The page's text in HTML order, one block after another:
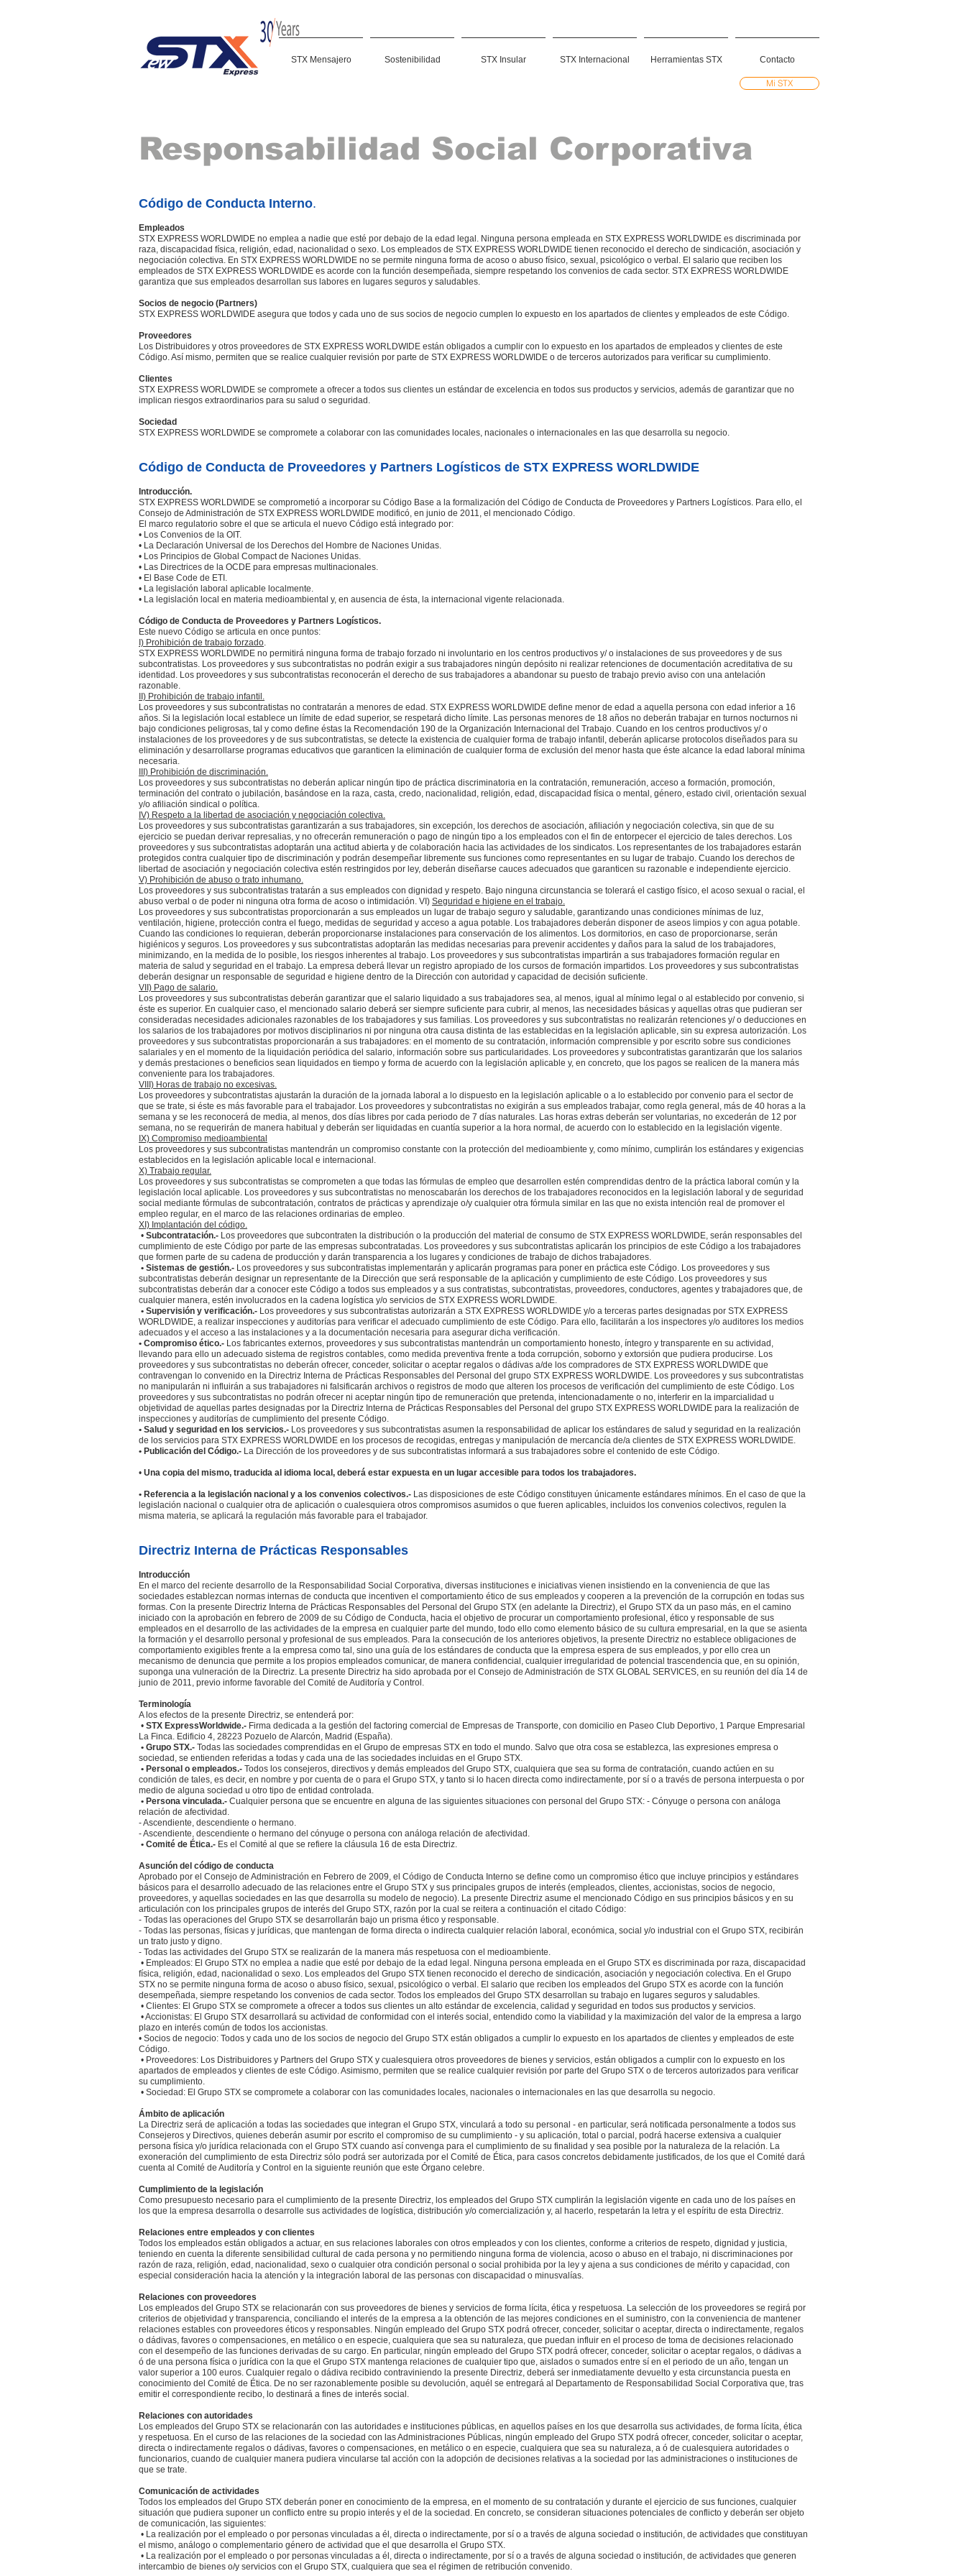
STX Mensajero Sostenibilidad STX Insular STX Internacional Herramientas STX Contacto
Mi STX
Responsabilidad Social Corporativa
Código de Conducta Interno.
Empleados
STX EXPRESS WORLDWIDE no emplea a nadie que esté por debajo de la edad legal. Ninguna persona empleada en STX EXPRESS WORLDWIDE es discriminada por
raza, discapacidad física, religión, edad, nacionalidad o sexo. Los empleados de STX EXPRESS WORLDWIDE tienen reconocido el derecho de sindicación, asociación y
negociación colectiva. En STX EXPRESS WORLDWIDE no se permite ninguna forma de acoso o abuso físico, sexual, psicológico o verbal. El salario que reciben los
empleados de STX EXPRESS WORLDWIDE es acorde con la función desempeñada, siempre respetando los convenios de cada sector. STX EXPRESS WORLDWIDE
garantiza que sus empleados desarrollan sus labores en lugares seguros y saludables.
Socios de negocio (Partners)
STX EXPRESS WORLDWIDE asegura que todos y cada uno de sus socios de negocio cumplen lo expuesto en los apartados de clientes y empleados de este Código.
Proveedores
Los Distribuidores y otros proveedores de STX EXPRESS WORLDWIDE están obligados a cumplir con lo expuesto en los apartados de empleados y clientes de este
Código. Así mismo, permiten que se realice cualquier revisión por parte de STX EXPRESS WORLDWIDE o de terceros autorizados para verificar su cumplimiento.
Clientes
STX EXPRESS WORLDWIDE se compromete a ofrecer a todos sus clientes un estándar de excelencia en todos sus productos y servicios, además de garantizar que no
implican riesgos extraordinarios para su salud o seguridad.
Sociedad
STX EXPRESS WORLDWIDE se compromete a colaborar con las comunidades locales, nacionales o internacionales en las que desarrolla su negocio.
Código de Conducta de Proveedores y Partners Logísticos de STX EXPRESS WORLDWIDE
Introducción.
STX EXPRESS WORLDWIDE se comprometió a incorporar su Código Base a la formalización del Código de Conducta de Proveedores y Partners Logísticos. Para ello, el
Consejo de Administración de STX EXPRESS WORLDWIDE modificó, en junio de 2011, el mencionado Código.
El marco regulatorio sobre el que se articula el nuevo Código está integrado por:
• Los Convenios de la OIT.
• La Declaración Universal de los Derechos del Hombre de Naciones Unidas.
• Los Principios de Global Compact de Naciones Unidas.
• Las Directrices de la OCDE para empresas multinacionales.
• El Base Code de ETI.
• La legislación laboral aplicable localmente.
• La legislación local en materia medioambiental y, en ausencia de ésta, la internacional vigente relacionada.
Código de Conducta de Proveedores y Partners Logísticos.
Este nuevo Código se articula en once puntos:
I) Prohibición de trabajo forzado.
STX EXPRESS WORLDWIDE no permitirá ninguna forma de trabajo forzado ni involuntario en los centros productivos y/ o instalaciones de sus proveedores y de sus
subcontratistas. Los proveedores y sus subcontratistas no podrán exigir a sus trabajadores ningún depósito ni realizar retenciones de documentación acreditativa de su
identidad. Los proveedores y sus subcontratistas reconocerán el derecho de sus trabajadores a abandonar su puesto de trabajo previo aviso con una antelación
razonable.
II) Prohibición de trabajo infantil.
Los proveedores y sus subcontratistas no contratarán a menores de edad. STX EXPRESS WORLDWIDE define menor de edad a aquella persona con edad inferior a 16
años. Si la legislación local establece un límite de edad superior, se respetará dicho límite. Las personas menores de 18 años no deberán trabajar en turnos nocturnos ni
bajo condiciones peligrosas, tal y como define éstas la Recomendación 190 de la Organización Internacional del Trabajo. Cuando en los centros productivos y/ o
instalaciones de los proveedores y de sus subcontratistas, se detecte la existencia de cualquier forma de trabajo infantil, deberán aplicarse protocolos diseñados para su
eliminación y desarrollarse programas educativos que garanticen la eliminación de cualquier forma de exclusión del menor hasta que éste alcance la edad laboral mínima
necesaria.
III) Prohibición de discriminación.
Los proveedores y sus subcontratistas no deberán aplicar ningún tipo de práctica discriminatoria en la contratación, remuneración, acceso a formación, promoción,
terminación del contrato o jubilación, basándose en la raza, casta, credo, nacionalidad, religión, edad, discapacidad física o mental, género, estado civil, orientación sexual
y/o afiliación sindical o política.
IV) Respeto a la libertad de asociación y negociación colectiva.
Los proveedores y sus subcontratistas garantizarán a sus trabajadores, sin excepción, los derechos de asociación, afiliación y negociación colectiva, sin que de su
ejercicio se puedan derivar represalias, y no ofrecerán remuneración o pago de ningún tipo a los empleados con el fin de entorpecer el ejercicio de tales derechos. Los
proveedores y sus subcontratistas adoptarán una actitud abierta y de colaboración hacia las actividades de los sindicatos. Los representantes de los trabajadores estarán
protegidos contra cualquier tipo de discriminación y podrán desempeñar libremente sus funciones como representantes en su lugar de trabajo. Cuando los derechos de
libertad de asociación y negociación colectiva estén restringidos por ley, deberán diseñarse cauces adecuados que garanticen su razonable e independiente ejercicio.
V) Prohibición de abuso o trato inhumano.
Los proveedores y sus subcontratistas tratarán a sus empleados con dignidad y respeto. Bajo ninguna circunstancia se tolerará el castigo físico, el acoso sexual o racial, el
abuso verbal o de poder ni ninguna otra forma de acoso o intimidación. VI) Seguridad e higiene en el trabajo.
Los proveedores y sus subcontratistas proporcionarán a sus empleados un lugar de trabajo seguro y saludable, garantizando unas condiciones mínimas de luz,
ventilación, higiene, protección contra el fuego, medidas de seguridad y acceso a agua potable. Los trabajadores deberán disponer de aseos limpios y con agua potable.
Cuando las condiciones lo requieran, deberán proporcionarse instalaciones para conservación de los alimentos. Los dormitorios, en caso de proporcionarse, serán
higiénicos y seguros. Los proveedores y sus subcontratistas adoptarán las medidas necesarias para prevenir accidentes y daños para la salud de los trabajadores,
minimizando, en la medida de lo posible, los riesgos inherentes al trabajo. Los proveedores y sus subcontratistas impartirán a sus trabajadores formación regular en
materia de salud y seguridad en el trabajo. La empresa deberá llevar un registro apropiado de los cursos de formación impartidos. Los proveedores y sus subcontratistas
deberán designar un responsable de seguridad e higiene dentro de la Dirección con autoridad y capacidad de decisión suficiente.
VII) Pago de salario.
Los proveedores y sus subcontratistas deberán garantizar que el salario liquidado a sus trabajadores sea, al menos, igual al mínimo legal o al establecido por convenio, si
éste es superior. En cualquier caso, el mencionado salario deberá ser siempre suficiente para cubrir, al menos, las necesidades básicas y aquellas otras que pudieran ser
consideradas necesidades adicionales razonables de los trabajadores y sus familias. Los proveedores y sus subcontratistas no realizarán retenciones y/ o deducciones en
los salarios de los trabajadores por motivos disciplinarios ni por ninguna otra causa distinta de las establecidas en la legislación aplicable, sin su expresa autorización. Los
proveedores y sus subcontratistas proporcionarán a sus trabajadores: en el momento de su contratación, información comprensible y por escrito sobre sus condiciones
salariales y en el momento de la liquidación periódica del salario, información sobre sus particularidades. Los proveedores y subcontratistas garantizarán que los salarios
y demás prestaciones o beneficios sean liquidados en tiempo y forma de acuerdo con la legislación aplicable y, en concreto, que los pagos se realicen de la manera más
conveniente para los trabajadores.
VIII) Horas de trabajo no excesivas.
Los proveedores y subcontratistas ajustarán la duración de la jornada laboral a lo dispuesto en la legislación aplicable o a lo establecido por convenio para el sector de
que se trate, si éste es más favorable para el trabajador. Los proveedores y subcontratistas no exigirán a sus empleados trabajar, como regla general, más de 40 horas a la
semana y se les reconocerá de media, al menos, dos días libres por cada periodo de 7 días naturales. Las horas extras deberán ser voluntarias, no excederán de 12 por
semana, no se requerirán de manera habitual y deberán ser liquidadas en cuantía superior a la hora normal, de acuerdo con lo establecido en la legislación vigente.
IX) Compromiso medioambiental
Los proveedores y sus subcontratistas mantendrán un compromiso constante con la protección del medioambiente y, como mínimo, cumplirán los estándares y exigencias
establecidos en la legislación aplicable local e internacional.
X) Trabajo regular.
Los proveedores y sus subcontratistas se comprometen a que todas las fórmulas de empleo que desarrollen estén comprendidas dentro de la práctica laboral común y la
legislación local aplicable. Los proveedores y sus subcontratistas no menoscabarán los derechos de los trabajadores reconocidos en la legislación laboral y de seguridad
social mediante fórmulas de subcontratación, contratos de prácticas y aprendizaje o/y cualquier otra fórmula similar en las que no exista intención real de promover el
empleo regular, en el marco de las relaciones ordinarias de empleo.
XI) Implantación del código.
• Subcontratación.- Los proveedores que subcontraten la distribución o la producción del material de consumo de STX EXPRESS WORLDWIDE, serán responsables del
cumplimiento de este Código por parte de las empresas subcontratadas. Los proveedores y sus subcontratistas aplicarán los principios de este Código a los trabajadores
que formen parte de su cadena de producción y darán transparencia a los lugares y condiciones de trabajo de dichos trabajadores.
• Sistemas de gestión.- Los proveedores y sus subcontratistas implementarán y aplicarán programas para poner en práctica este Código. Los proveedores y sus
subcontratistas deberán designar un representante de la Dirección que será responsable de la aplicación y cumplimiento de este Código. Los proveedores y sus
subcontratistas deberán dar a conocer este Código a todos sus empleados y a sus contratistas, subcontratistas, proveedores, conductores, agentes y trabajadores que, de
cualquier manera, estén involucrados en la cadena logística y/o servicios de STX EXPRESS WORLDWIDE.
• Supervisión y verificación.- Los proveedores y sus subcontratistas autorizarán a STX EXPRESS WORLDWIDE y/o a terceras partes designadas por STX EXPRESS
WORLDWIDE, a realizar inspecciones y auditorías para verificar el adecuado cumplimiento de este Código. Para ello, facilitarán a los inspectores y/o auditores los medios
adecuados y el acceso a las instalaciones y a la documentación necesaria para asegurar dicha verificación.
• Compromiso ético.- Los fabricantes externos, proveedores y sus subcontratistas mantendrán un comportamiento honesto, íntegro y transparente en su actividad,
llevando para ello un adecuado sistema de registros contables, como medida preventiva frente a toda corrupción, soborno y extorsión que pudiera producirse. Los
proveedores y sus subcontratistas no deberán ofrecer, conceder, solicitar o aceptar regalos o dádivas a/de los compradores de STX EXPRESS WORLDWIDE que
contravengan lo convenido en la Directriz Interna de Prácticas Responsables del Personal del grupo STX EXPRESS WORLDWIDE. Los proveedores y sus subcontratistas
no manipularán ni influirán a sus trabajadores ni falsificarán archivos o registros de modo que alteren los procesos de verificación del cumplimiento de este Código. Los
proveedores y sus subcontratistas no podrán ofrecer ni aceptar ningún tipo de remuneración que pretenda, intencionadamente o no, interferir en la imparcialidad u
objetividad de aquellas partes designadas por la Directriz Interna de Prácticas Responsables del Personal del grupo STX EXPRESS WORLDWIDE para la realización de
inspecciones y auditorías de cumplimiento del presente Código.
• Salud y seguridad en los servicios.- Los proveedores y sus subcontratistas asumen la responsabilidad de aplicar los estándares de salud y seguridad en la realización
de los servicios para STX EXPRESS WORLDWIDE en los procesos de recogidas, entregas y manipulación de mercancía de/a clientes de STX EXPRESS WORLDWIDE.
• Publicación del Código.- La Dirección de los proveedores y de sus subcontratistas informará a sus trabajadores sobre el contenido de este Código.
• Una copia del mismo, traducida al idioma local, deberá estar expuesta en un lugar accesible para todos los trabajadores.
• Referencia a la legislación nacional y a los convenios colectivos.- Las disposiciones de este Código constituyen únicamente estándares mínimos. En el caso de que la
legislación nacional o cualquier otra de aplicación o cualesquiera otros compromisos asumidos o que fueren aplicables, incluidos los convenios colectivos, regulen la
misma materia, se aplicará la regulación más favorable para el trabajador.
Directriz Interna de Prácticas Responsables
Introducción
En el marco del reciente desarrollo de la Responsabilidad Social Corporativa, diversas instituciones e iniciativas vienen insistiendo en la conveniencia de que las
sociedades establezcan normas internas de conducta que incentiven el comportamiento ético de sus empleados y cooperen a la prevención de la corrupción en todas sus
formas. Con la presente Directriz Interna de Prácticas Responsables del Personal del Grupo STX (en adelante la Directriz), el Grupo STX da un paso más, en el camino
iniciado con la aprobación en febrero de 2009 de su Código de Conducta, hacia el objetivo de procurar un comportamiento profesional, ético y responsable de sus
empleados en el desarrollo de las actividades de la empresa en cualquier parte del mundo, todo ello como elemento básico de su cultura empresarial, en la que se asienta
la formación y el desarrollo personal y profesional de sus empleados. Para la consecución de los anteriores objetivos, la presente Directriz no establece obligaciones de
comportamiento exigibles frente a la empresa como tal, sino una guía de los estándares de conducta que la empresa espera de sus empleados, y por ello crea un
mecanismo de denuncia que permite a los propios empleados comunicar, de manera confidencial, cualquier irregularidad de potencial trascendencia que, en su opinión,
suponga una vulneración de la Directriz. La presente Directriz ha sido aprobada por el Consejo de Administración de STX GLOBAL SERVICES, en su reunión del día 14 de
junio de 2011, previo informe favorable del Comité de Auditoría y Control.
Terminología
A los efectos de la presente Directriz, se entenderá por:
• STX ExpressWorldwide.- Firma dedicada a la gestión del factoring comercial de Empresas de Transporte, con domicilio en Paseo Club Deportivo, 1 Parque Empresarial
La Finca. Edificio 4, 28223 Pozuelo de Alarcón, Madrid (España).
• Grupo STX.- Todas las sociedades comprendidas en el Grupo de empresas STX en todo el mundo. Salvo que otra cosa se establezca, las expresiones empresa o
sociedad, se entienden referidas a todas y cada una de las sociedades incluidas en el Grupo STX.
• Personal o empleados.- Todos los consejeros, directivos y demás empleados del Grupo STX, cualquiera que sea su forma de contratación, cuando actúen en su
condición de tales, es decir, en nombre y por cuenta de o para el Grupo STX, y tanto si lo hacen directa como indirectamente, por sí o a través de persona interpuesta o por
medio de alguna sociedad u otro tipo de entidad controlada.
• Persona vinculada.- Cualquier persona que se encuentre en alguna de las siguientes situaciones con personal del Grupo STX: - Cónyuge o persona con análoga
relación de afectividad.
- Ascendiente, descendiente o hermano.
- Ascendiente, descendiente o hermano del cónyuge o persona con análoga relación de afectividad.
• Comité de Ética.- Es el Comité al que se refiere la cláusula 16 de esta Directriz.
Asunción del código de conducta
Aprobado por el Consejo de Administración en Febrero de 2009, el Código de Conducta Interno se define como un compromiso ético que incluye principios y estándares
básicos para el desarrollo adecuado de las relaciones entre el Grupo STX y sus principales grupos de interés (empleados, clientes, accionistas, socios de negocio,
proveedores, y aquellas sociedades en las que desarrolla su modelo de negocio). La presente Directriz asume el mencionado Código en sus principios básicos y en su
articulación con los principales grupos de interés del Grupo STX, razón por la cual se reitera a continuación el citado Código:
- Todas las operaciones del Grupo STX se desarrollarán bajo un prisma ético y responsable.
- Todas las personas, físicas y jurídicas, que mantengan de forma directa o indirecta cualquier relación laboral, económica, social y/o industrial con el Grupo STX, recibirán
un trato justo y digno.
- Todas las actividades del Grupo STX se realizarán de la manera más respetuosa con el medioambiente.
• Empleados: El Grupo STX no emplea a nadie que esté por debajo de la edad legal. Ninguna persona empleada en el Grupo STX es discriminada por raza, discapacidad
física, religión, edad, nacionalidad o sexo. Los empleados del Grupo STX tienen reconocido el derecho de sindicación, asociación y negociación colectiva. En el Grupo
STX no se permite ninguna forma de acoso o abuso físico, sexual, psicológico o verbal. El salario que reciben los empleados del Grupo STX es acorde con la función
desempeñada, siempre respetando los convenios de cada sector. Todos los empleados del Grupo STX desarrollan su trabajo en lugares seguros y saludables.
• Clientes: El Grupo STX se compromete a ofrecer a todos sus clientes un alto estándar de excelencia, calidad y seguridad en todos sus productos y servicios.
• Accionistas: El Grupo STX desarrollará su actividad de conformidad con el interés social, entendido como la viabilidad y la maximización del valor de la empresa a largo
plazo en interés común de todos los accionistas.
• Socios de negocio: Todos y cada uno de los socios de negocio del Grupo STX están obligados a cumplir lo expuesto en los apartados de clientes y empleados de este
Código.
• Proveedores: Los Distribuidores y Partners del Grupo STX y cualesquiera otros proveedores de bienes y servicios, están obligados a cumplir con lo expuesto en los
apartados de empleados y clientes de este Código. Asimismo, permiten que se realice cualquier revisión por parte del Grupo STX o de terceros autorizados para verificar
su cumplimiento.
• Sociedad: El Grupo STX se compromete a colaborar con las comunidades locales, nacionales o internacionales en las que desarrolla su negocio.
Ámbito de aplicación
La Directriz será de aplicación a todas las sociedades que integran el Grupo STX, vinculará a todo su personal - en particular, será notificada personalmente a todos sus
Consejeros y Directivos, quienes deberán asumir por escrito el compromiso de su cumplimiento - y su aplicación, total o parcial, podrá hacerse extensiva a cualquier
persona física y/o jurídica relacionada con el Grupo STX cuando así convenga para el cumplimiento de su finalidad y sea posible por la naturaleza de la relación. La
exoneración del cumplimiento de esta Directriz sólo podrá ser autorizada por el Comité de Ética, para casos concretos debidamente justificados, de los que el Comité dará
cuenta al Comité de Auditoría y Control en la siguiente reunión que este Órgano celebre.
Cumplimiento de la legislación
Como presupuesto necesario para el cumplimiento de la presente Directriz, los empleados del Grupo STX cumplirán la legislación vigente en cada uno de los países en
los que la empresa desarrolla o desarrolle sus actividades de logística, distribución y/o comercialización y, al hacerlo, respetarán la letra y el espíritu de esta Directriz.
Relaciones entre empleados y con clientes
Todos los empleados están obligados a actuar, en sus relaciones laborales con otros empleados y con los clientes, conforme a criterios de respeto, dignidad y justicia,
teniendo en cuenta la diferente sensibilidad cultural de cada persona y no permitiendo ninguna forma de violencia, acoso o abuso en el trabajo, ni discriminaciones por
razón de raza, religión, edad, nacionalidad, sexo o cualquier otra condición personal o social prohibida por la ley y ajena a sus condiciones de mérito y capacidad, con
especial consideración hacia la atención y la integración laboral de las personas con discapacidad o minusvalías.
Relaciones con proveedores
Los empleados del Grupo STX se relacionarán con sus proveedores de bienes y servicios de forma lícita, ética y respetuosa. La selección de los proveedores se regirá por
criterios de objetividad y transparencia, conciliando el interés de la empresa a la obtención de las mejores condiciones en el suministro, con la conveniencia de mantener
relaciones estables con proveedores éticos y responsables. Ningún empleado del Grupo STX podrá ofrecer, conceder, solicitar o aceptar, directa o indirectamente, regalos
o dádivas, favores o compensaciones, en metálico o en especie, cualquiera que sea su naturaleza, que puedan influir en el proceso de toma de decisiones relacionado
con el desempeño de las funciones derivadas de su cargo. En particular, ningún empleado del Grupo STX podrá ofrecer, conceder, solicitar o aceptar regalos, o dádivas a
ó de una persona física o jurídica con la que el Grupo STX mantenga relaciones de cualquier tipo que, aislados o sumados entre sí en el periodo de un año, tengan un
valor superior a 100 euros. Cualquier regalo o dádiva recibido contraviniendo la presente Directriz, deberá ser inmediatamente devuelto y esta circunstancia puesta en
conocimiento del Comité de Ética. De no ser razonablemente posible su devolución, aquél se entregará al Departamento de Responsabilidad Social Corporativa que, tras
emitir el correspondiente recibo, lo destinará a fines de interés social.
Relaciones con autoridades
Los empleados del Grupo STX se relacionarán con las autoridades e instituciones públicas, en aquellos países en los que desarrolla sus actividades, de forma lícita, ética
y respetuosa. En el curso de las relaciones de la sociedad con las Administraciones Públicas, ningún empleado del Grupo STX podrá ofrecer, conceder, solicitar o aceptar,
directa o indirectamente regalos o dádivas, favores o compensaciones, en metálico o en especie, cualquiera que sea su naturaleza, a ó de cualesquiera autoridades o
funcionarios, cuando de cualquier manera pudiera vincularse tal acción con la adopción de decisiones relativas a la sociedad por las administraciones o instituciones de
que se trate.
Comunicación de actividades
Todos los empleados del Grupo STX deberán poner en conocimiento de la empresa, en el momento de su contratación y durante el ejercicio de sus funciones, cualquier
situación que pudiera suponer un conflicto entre su propio interés y el de la sociedad. En concreto, se consideran situaciones potenciales de conflicto y deberán ser objeto
de comunicación, las siguientes:
• La realización por el empleado o por personas vinculadas a él, directa o indirectamente, por sí o a través de alguna sociedad o institución, de actividades que constituyan
el mismo, análogo o complementario género de actividad que el que desarrolla el Grupo STX.
• La realización por el empleado o por personas vinculadas a él, directa o indirectamente, por sí o a través de alguna sociedad o institución, de actividades que generen
intercambio de bienes o/y servicios con el Grupo STX, cualquiera que sea el régimen de retribución convenido.